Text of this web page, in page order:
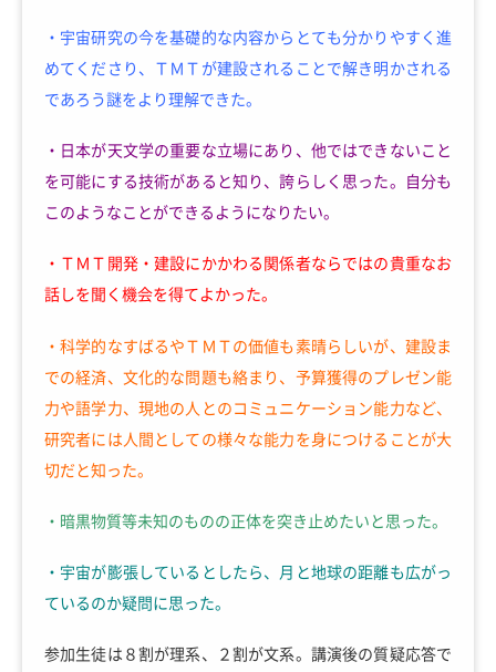
・宇宙研究の今を基礎的な内容からとても分かりやすく進
めてくださり、ＴＭＴが建設されることで解き明かされる
であろう謎をより理解できた。
・日本が天文学の重要な立場にあり、他ではできないこと
を可能にする技術があると知り、誇らしく思った。自分も
このようなことができるようになりたい。
・ＴＭＴ開発・建設にかかわる関係者ならではの貴重なお
話しを聞く機会を得てよかった。
・科学的なすばるやＴＭＴの価値も素晴らしいが、建設ま
での経済、文化的な問題も絡まり、予算獲得のプレゼン能
力や語学力、現地の人とのコミュニケーション能力など、
研究者には人間としての様々な能力を身につけることが大
切だと知った。
・暗黒物質等未知のものの正体を突き止めたいと思った。
・宇宙が膨張しているとしたら、月と地球の距離も広がっ
ているのか疑問に思った。
参加生徒は８割が理系、２割が文系。講演後の質疑応答で